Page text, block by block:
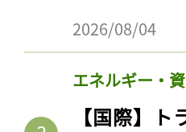
2026/08/04
エネルギー・
【国際】